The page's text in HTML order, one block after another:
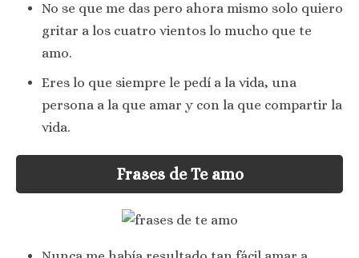
No se que me das pero ahora mismo solo quiero
gritar a los cuatro vientos lo mucho que te
amo.
Eres lo que siempre le pedí a la vida, una
persona a la que amar y con la que compartir la
vida.
Frases de Te amo